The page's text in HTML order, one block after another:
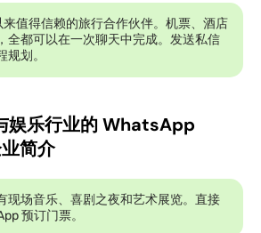
来值得信赖的旅行合作伙伴。机票、酒店
全都可以在一次聊天中完成。发送私信
划。
娱乐行业的 WhatsApp
简介
现场音乐、喜剧之夜和艺术展览。直接
预订门票。